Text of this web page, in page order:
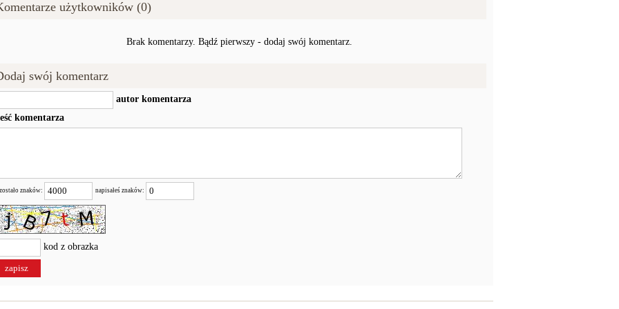
użytkowników (0)
Brak komentarzy. Bądź pierwszy - dodaj swój komentarz.
swój komentarz
autor komentarza
komentarza
znaków: napisałeś znaków:
kod z obrazka